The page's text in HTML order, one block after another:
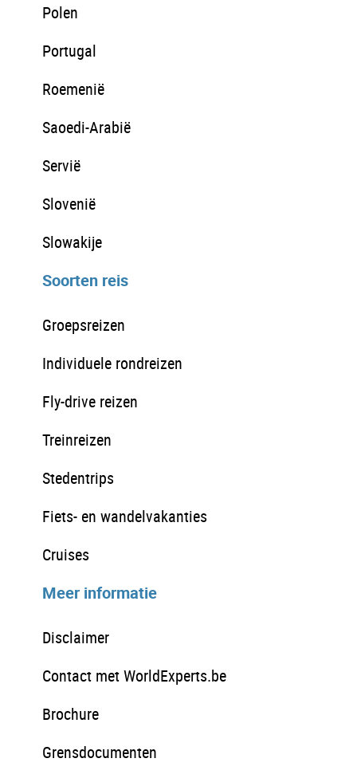
Polen
Portugal
Roemenië
Saoedi-Arabië
Servië
Slovenië
Slowakije
Soorten reis
Groepsreizen
Individuele rondreizen
Fly-drive reizen
Treinreizen
Stedentrips
Fiets- en wandelvakanties
Cruises
Meer informatie
Disclaimer
Contact met WorldExperts.be
Brochure
Grensdocumenten